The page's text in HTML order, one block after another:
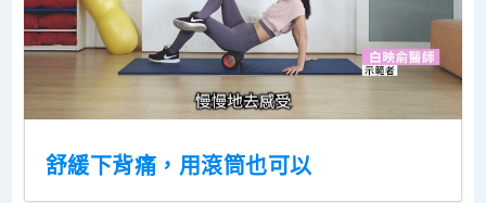
舒緩下背痛，用滾筒也可以